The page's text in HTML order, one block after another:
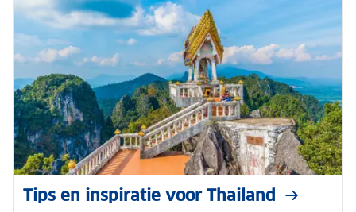
Tips en inspiratie voor Thailand